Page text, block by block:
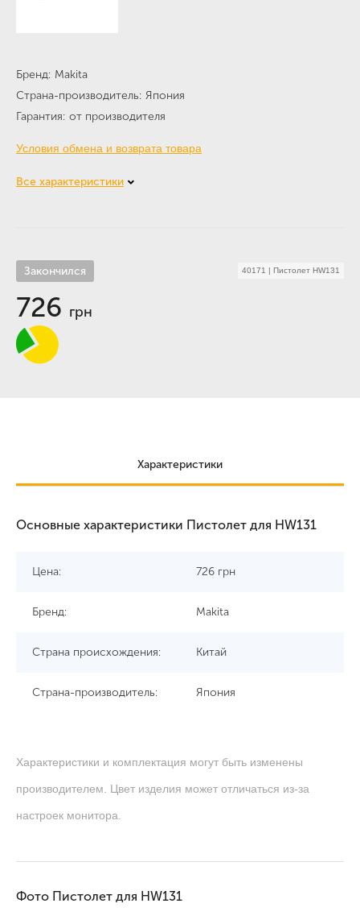
Бренд Makita
Страна-производитель Япония
Гарантия от производителя
Условия обмена и возврата товара
Все характеристики
Закончился 40171 | Пистолет HW131
726 грн
Характеристики
Основные характеристики Пистолет для HW131
Цена: 726 грн
Бренд: Makita
Страна происхождения: Китай
Страна-производитель: Япония
Характеристики и комплектация могут быть изменены
производителем. Цвет изделия может отличаться из-за
настроек монитора.
Фото Пистолет для HW131